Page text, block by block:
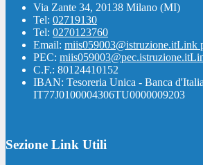
Via Zante 34, 20138 Milano (MI)
Tel: 02719130
Tel: 0270123760
Email: miis059003@istruzione.itLink
PEC: miis059003@pec.istruzione.it
C.F.: 80124410152
IBAN: Tesoreria Unica - Banca d'Italia
IT77J0100004306TU0000009203
Sezione Link Utili